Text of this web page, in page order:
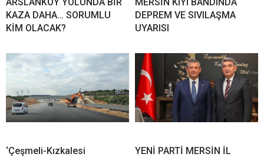
KAZA DAHA… SORUMLU
KİM OLACAK?
DEPREM VE SIVILAŞMA
UYARISI
‘Çeşmeli-Kızkalesi
YENİ PARTİ MERSİN İL